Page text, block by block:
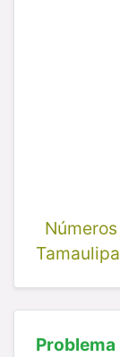
Números
Problema